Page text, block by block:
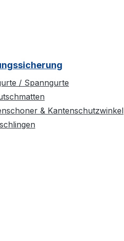
/ Spanngurte
& Kantenschutzwinkel